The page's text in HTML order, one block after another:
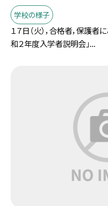
学校の様子
１７日（火），合格者，保護者
和２年度入学者説明会」...